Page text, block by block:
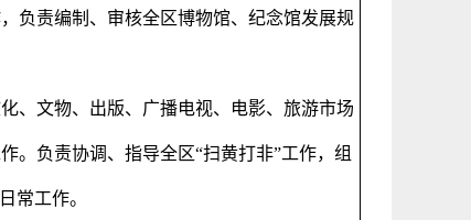
负责编制、审核全区博物馆、纪念馆发展规
、文物、出版、广播电视、电影、旅游市场
。负责协调、指导全区“扫黄打非”工作，组
常工作。